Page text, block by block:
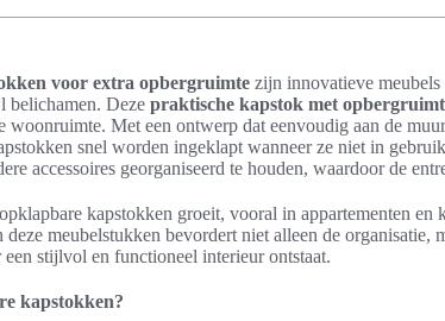
voor extra opbergruimte zijn innovatieve
belichamen. Deze praktische kapstok met
woonruimte. Met een ontwerp dat eenvoudig aan de
snel worden ingeklapt wanneer ze niet in
accessoires georganiseerd te houden, waardoor de
kapstokken groeit, vooral in appartementen en
meubelstukken bevordert niet alleen de organisatie,
stijlvol en functioneel interieur ontstaat.
kapstokken?